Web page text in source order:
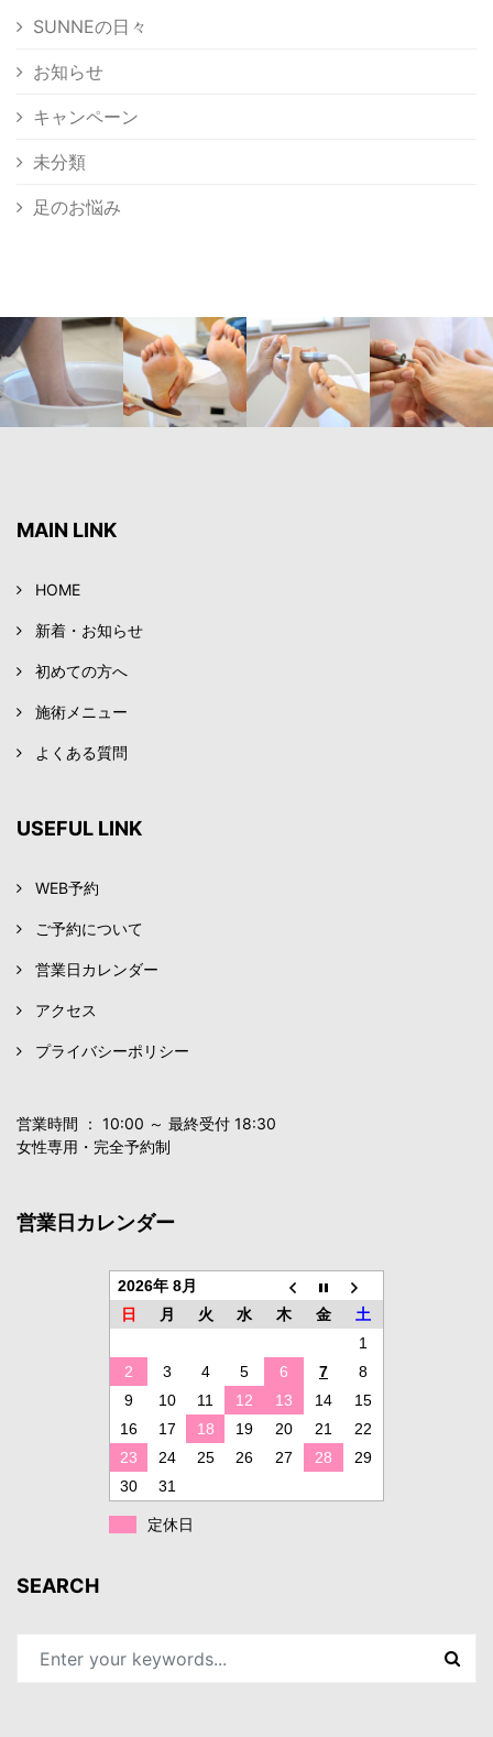
SUNNEの日々
お知らせ
キャンペーン
未分類
足のお悩み
MAIN LINK
HOME
新着・お知らせ
初めての方へ
施術メニュー
よくある質問
USEFUL LINK
WEB予約
ご予約について
営業日カレンダー
アクセス
プライバシーポリシー
営業時間 ： 10:00 ～ 最終受付 18:30
女性専用・完全予約制
営業日カレンダー
2026年 8月
日
月 火 水 木 金
土
1
2
3 4 5 6 7
8
9
10 11 12 13 14
15
16
17 18 19 20 21
22
23
24 25 26 27 28
29
30
31
定休日
SEARCH